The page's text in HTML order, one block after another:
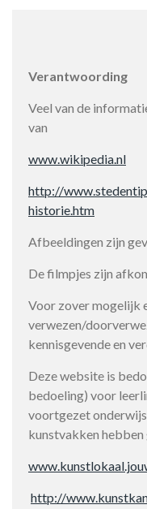
Verantwoording
Veel van de
van
www.wikipedia.nl
http://
historie.htm
Afbeeldingen zijn
De filmpjes zijn
Voor zover mogelijk
verwezen/
kennisgevende en
Deze website is
bedoeling) voor
voortgezet
kunstvakken hebben
http://